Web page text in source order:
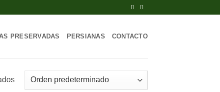
PRESERVADAS PERSIANAS CONTACTO